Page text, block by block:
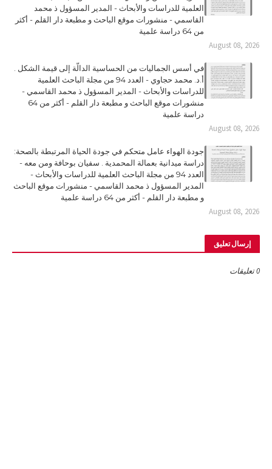
العلمية للدراسات والأبحاث - المدير المسؤول ذ محمد
القاسمي - منشورات موقع الباحث و مطبعة دار القلم - أكثر
من 64 دراسة علمية
August 08, 2026
في أسس الجماليات من الحساسية الدالّة إلى قيمة الشكل .
أ.د. محمد حجاوي - العدد 94 من مجلة الباحث العلمية
للدراسات والأبحاث - المدير المسؤول ذ محمد القاسمي -
منشورات موقع الباحث و مطبعة دار القلم - أكثر من 64
دراسة علمية
August 08, 2026
جودة الهواء عامل متحكم في جودة الحياة المرتبطة بالصحة:
دراسة ميدانية بعمالة المحمدية . سفيان بوحافة ومن معه -
العدد 94 من مجلة الباحث العلمية للدراسات والأبحاث -
المدير المسؤول ذ محمد القاسمي - منشورات موقع الباحث
و مطبعة دار القلم - أكثر من 64 دراسة علمية
August 08, 2026
إرسال تعليق
0 تعليقات